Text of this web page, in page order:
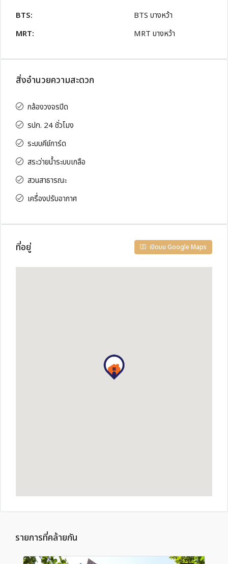
BTS:
BTS บางหว้า
MRT:
MRT บางหว้า
สิ่งอำนวยความสะดวก
กล้องวงจรปิด
รปภ. 24 ชั่วโมง
ระบบคีย์การ์ด
สระว่ายน้ำระบบเกลือ
สวนสาธารณะ
เครื่องปรับอากาศ
ที่อยู่ เปิดบน Google Maps
รายการที่คล้ายกัน